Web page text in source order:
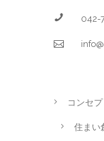
042-
コンセプ
住まい